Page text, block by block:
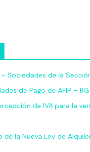
Sociedades de la
de Pago de AFIP –
de IVA para la
de la Nueva Ley de